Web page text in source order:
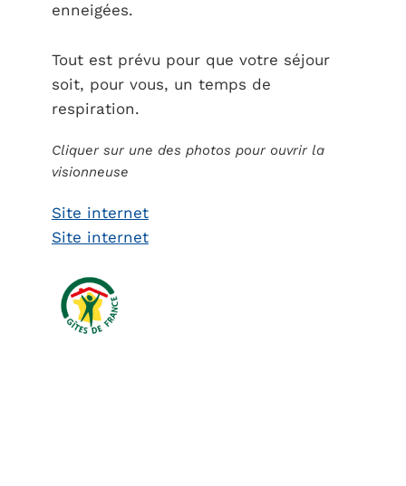
enneigées.
Tout est prévu pour que votre séjour
soit, pour vous, un temps de
respiration.
Cliquer sur une des photos pour ouvrir la
visionneuse
Site internet
Site internet